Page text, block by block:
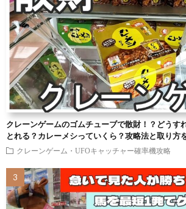
クレーンゲームのゴムチューブで散財！？どうす
とれる？カレーメシっていくら？攻略法と取り方
クレーンゲーム・UFOキャッチャー確率機攻略